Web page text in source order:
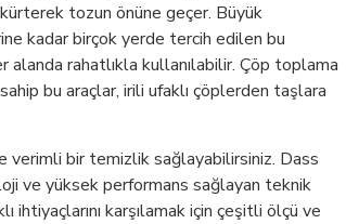
tozun önüne geçer. Büyük
kadar birçok yerde tercih edilen bu
alanda rahatlıkla kullanılabilir. Çöp toplama
bu araçlar, irili ufaklı çöplerden taşlara
verimli bir temizlik sağlayabilirsiniz. Dass
ve yüksek performans sağlayan teknik
ihtiyaçlarını karşılamak için çeşitli ölçü ve